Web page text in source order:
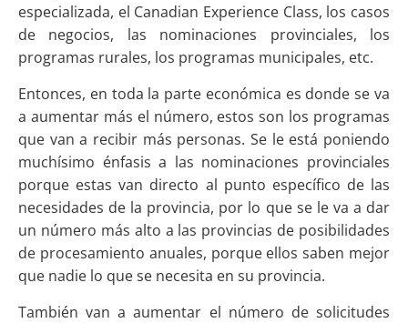
especializada, el Canadian Experience Class, los casos
de negocios, las nominaciones provinciales, los
programas rurales, los programas municipales, etc.
Entonces, en toda la parte económica es donde se va
a aumentar más el número, estos son los programas
que van a recibir más personas. Se le está poniendo
muchísimo énfasis a las nominaciones provinciales
porque estas van directo al punto específico de las
necesidades de la provincia, por lo que se le va a dar
un número más alto a las provincias de posibilidades
de procesamiento anuales, porque ellos saben mejor
que nadie lo que se necesita en su provincia.
También van a aumentar el número de solicitudes